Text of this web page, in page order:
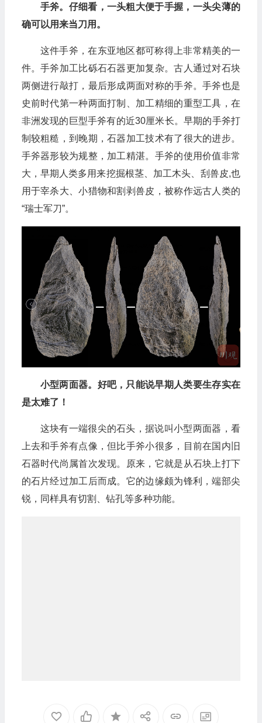
手斧。仔细看，一头粗大便于手握，一头尖薄的
确可以用来当刀用。
这件手斧，在东亚地区都可称得上非常精美的一
件。手斧加工比砾石石器更加复杂。古人通过对石块
两侧进行敲打，最后形成两面对称的手斧。手斧也是
史前时代第一种两面打制、加工精细的重型工具，在
非洲发现的巨型手斧有的近30厘米长。早期的手斧打
制较粗糙，到晚期，石器加工技术有了很大的进步。
手斧器形较为规整，加工精湛。手斧的使用价值非常
大，早期人类多用来挖掘根茎、加工木头、刮兽皮,也
用于宰杀大、小猎物和割剥兽皮，被称作远古人类的
“瑞士军刀”。
小型两面器。好吧，只能说早期人类要生存实在
是太难了！
这块有一端很尖的石头，据说叫小型两面器，看
上去和手斧有点像，但比手斧小很多，目前在国内旧
石器时代尚属首次发现。原来，它就是从石块上打下
的石片经过加工后而成。它的边缘颇为锋利，端部尖
锐，同样具有切割、钻孔等多种功能。